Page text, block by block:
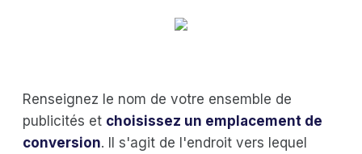
Renseignez le nom de votre ensemble de
publicités et choisissez un emplacement de
conversion. Il s'agit de l'endroit vers lequel